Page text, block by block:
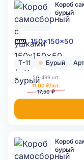
150x150x50
Короб
бурый
Т-11 Бурый
50-499 шт.
11,00 ₽/шт.
17,50 ₽
Короб
бурый